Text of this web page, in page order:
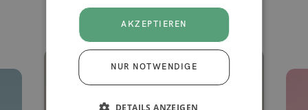
Gesehen in
AKZEPTIEREN
NUR NOTWENDIGE
DETAILS ANZEIGEN